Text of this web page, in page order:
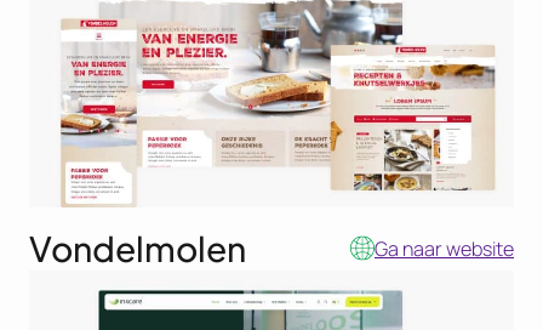
Vondelmolen Ga naar website